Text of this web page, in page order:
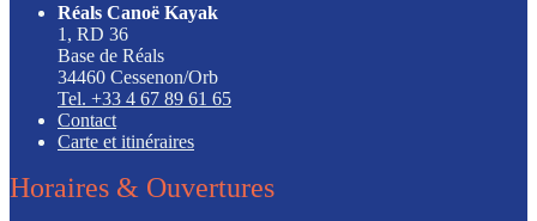
Réals Canoë Kayak
1, RD 36
Base de Réals
34460 Cessenon/Orb
Tel. +33 4 67 89 61 65
Contact
Carte et itinéraires
Horaires & Ouvertures